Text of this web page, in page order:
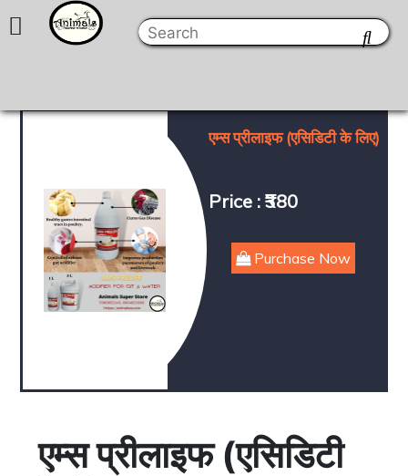
एम्स प्रीलाइफ (एसिडिटी के लिए)
Price : ₹380
Purchase Now
एम्स प्रीलाइफ (एसिडिटी